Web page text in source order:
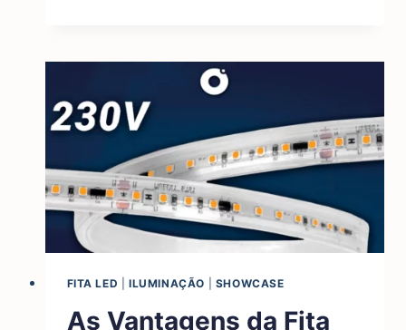
EFICIENTES
FITA LED |ILUMINAÇÃO SHOWCASE
As Vantagens da Fita